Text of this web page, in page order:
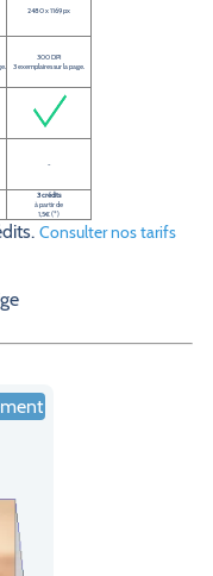
2480 x 1169 px
300 DPI
3 exemplaires sur la page.
-
3 crédits
à partir de
1,5€ (*)
Consulter nos tarifs